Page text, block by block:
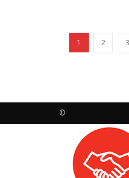
1 2 3
©